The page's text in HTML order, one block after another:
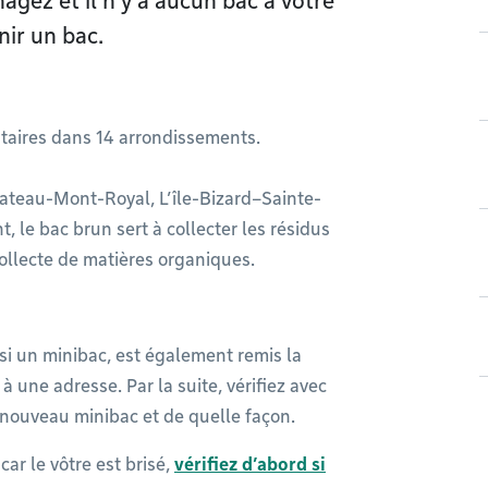
un bac.
dans 14 arrondissements.
Mont-Royal, L’île-Bizard–Sainte-
le bac brun sert à collecter les résidus
de matières organiques.
un minibac, est également remis la
une adresse. Par la suite, vérifiez avec
minibac et de quelle façon.
le vôtre est brisé, vérifiez d’abord si